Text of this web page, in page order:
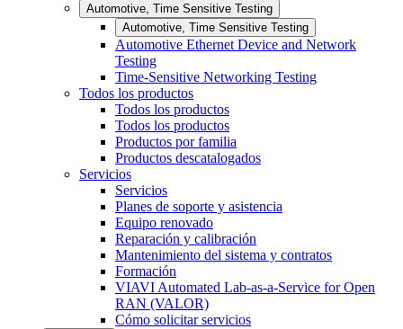
Automotive, Time Sensitive Testing
Automotive, Time Sensitive Testing
Automotive Ethernet Device and Network
Testing
Time-Sensitive Networking Testing
Todos los productos
Todos los productos
Todos los productos
Productos por familia
Productos descatalogados
Servicios
Servicios
Planes de soporte y asistencia
Equipo renovado
Reparación y calibración
Mantenimiento del sistema y contratos
Formación
VIAVI Automated Lab-as-a-Service for Open
RAN (VALOR)
Cómo solicitar servicios